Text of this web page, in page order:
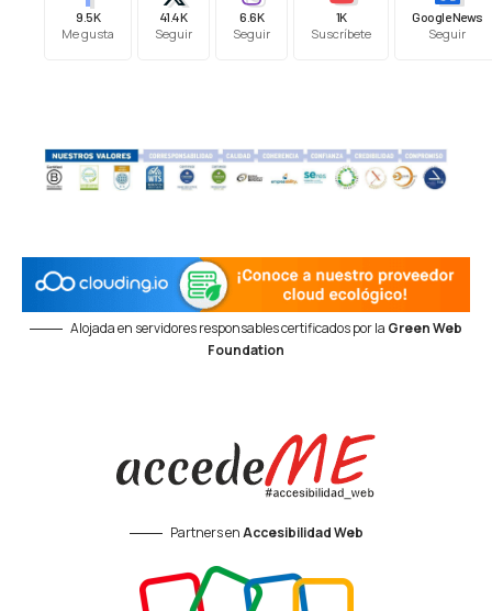
9.5K
Me gusta
41.4K
Seguir
6.6K
Seguir
1K
Suscríbete
Google News
Seguir
Alojada en servidores responsables certificados por la Green Web
Foundation
Partners enAccesibilidad Web